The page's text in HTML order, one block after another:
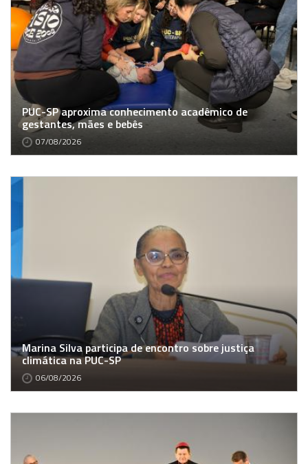
PUC-SP aproxima conhecimento acadêmico de
gestantes, mães e bebês
07/08/2026
Marina Silva participa de encontro sobre justiça
climática na PUC-SP
06/08/2026